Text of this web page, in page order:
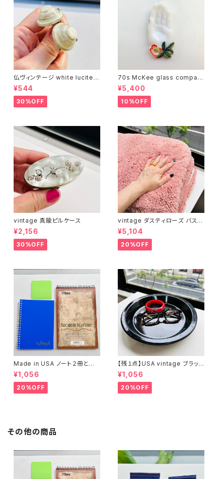
仏ヴィンテージ white lucite c
onfetti 山型イヤリング
¥544
30%OFF
70s McKee glass compan
y ハンドペイントハンド小皿
（赤）
¥5,400
10%OFF
vintage 真鍮ピルケース
¥2,156
30%OFF
vintage ダスティローズ バスマ
ット
¥5,104
20%OFF
Made in USA ノート２冊とお
まけ
¥1,056
20%OFF
【残１点】USA vintage ブラック
琺瑯プレート
¥1,056
20%OFF
その他の商品